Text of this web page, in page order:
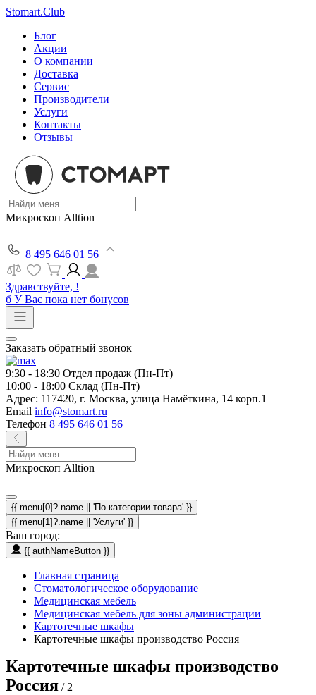
Stomart.Club
Блог
Акции
О компании
Доставка
Сервис
Производители
Услуги
Контакты
Отзывы
Микроскоп Alltion
8 495 646 01 56
Здравствуйте, !
б У Вас пока нет бонусов
Заказать обратный звонок
9:30 - 18:30 Отдел продаж (Пн-Пт)
10:00 - 18:00 Склад (Пн-Пт)
Адрес: 117420, г. Москва, улица Намёткина, 14 корп.1
Email info@stomart.ru
Телефон 8 495 646 01 56
Микроскоп Alltion
{{ menu[0]?.name || 'По категории товара' }}
{{ menu[1]?.name || 'Услуги' }}
Ваш город:
{{ authNameButton }}
Главная страница
Стоматологическое оборудование
Медицинская мебель
Медицинская мебель для зоны администрации
Картотечные шкафы
Картотечные шкафы производство Россия
Картотечные шкафы производство
Россия / 2